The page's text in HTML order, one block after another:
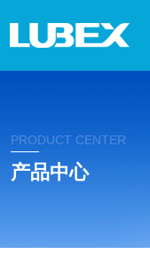
PRODUCT CENTER
产品中心